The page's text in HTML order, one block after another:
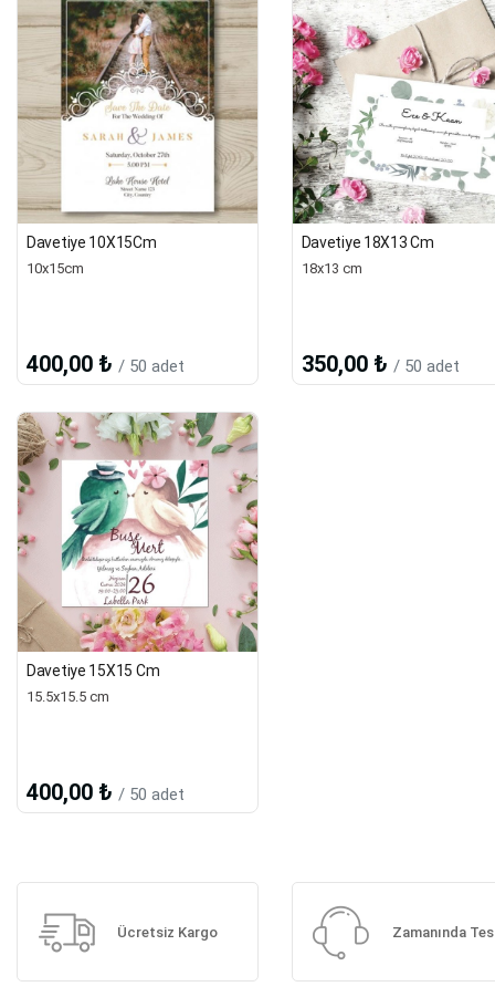
Davetiye 10X15Cm
10x15cm
400,00 ₺ / 50 adet
Davetiye 18X13 Cm
18x13 cm
350,00 ₺ / 50 adet
Davetiye 15X15 Cm
15.5x15.5 cm
400,00 ₺ / 50 adet
Ücretsiz Kargo Zamanında